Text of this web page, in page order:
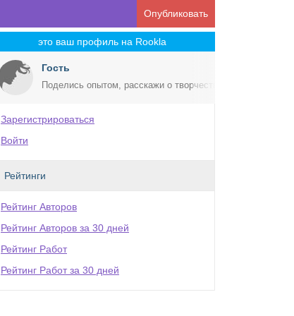
Опубликовать
это ваш профиль на Rookla
Гость
Поделись опытом, расскажи о творчестве!
Зарегистрироваться
Войти
Рейтинги
Рейтинг Авторов
Рейтинг Авторов за 30 дней
Рейтинг Работ
Рейтинг Работ за 30 дней